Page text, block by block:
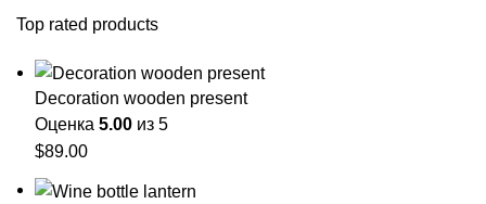
Top rated products
Decoration wooden present
Оценка 5.00 из 5
$89.00